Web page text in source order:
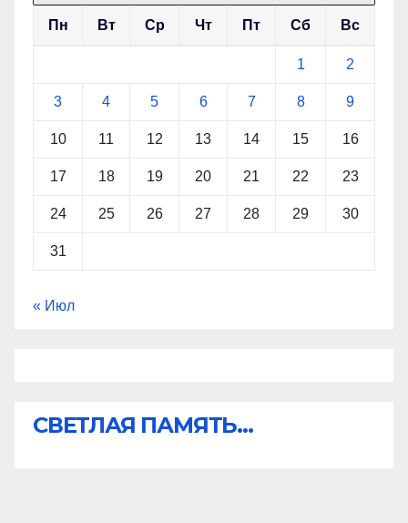
Пн Вт Ср Чт Пт Сб Вс
1 2
3 4 5 6 7 8 9
10 11 12 13 14 15 16
17 18 19 20 21 22 23
24 25 26 27 28 29 30
31
« Июл
СВЕТЛАЯ ПАМЯТЬ...